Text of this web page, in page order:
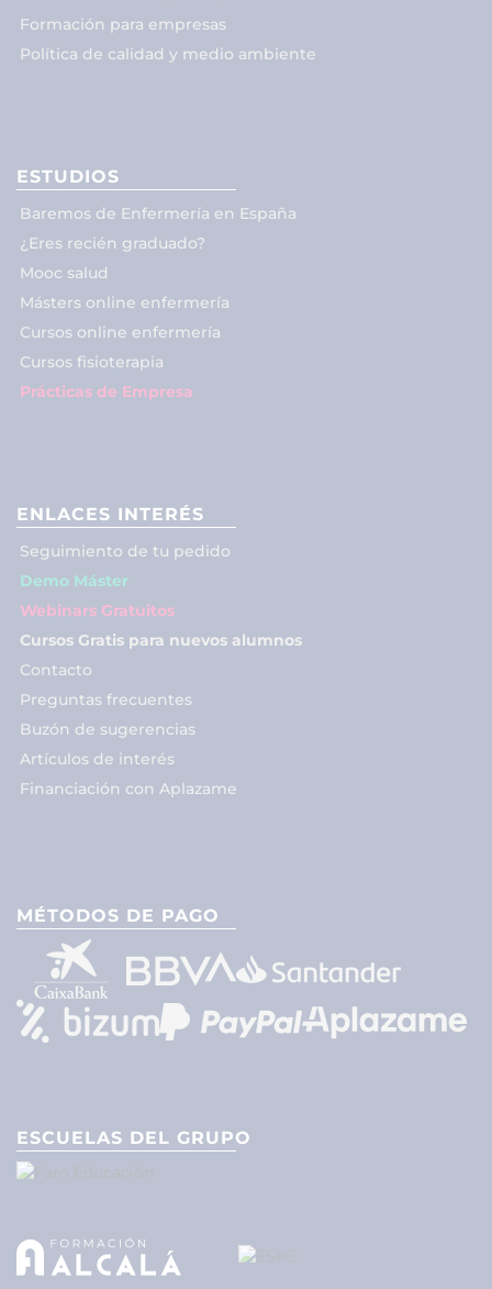
Formación para empresas
Política de calidad y medio ambiente
ESTUDIOS
Baremos de Enfermería en España
¿Eres recién graduado?
Mooc salud
Másters online enfermería
Cursos online enfermería
Cursos fisioterapia
Prácticas de Empresa
ENLACES INTERÉS
Seguimiento de tu pedido
Demo Máster
Webinars Gratuitos
Cursos Gratis para nuevos alumnos
Contacto
Preguntas frecuentes
Buzón de sugerencias
Artículos de interés
Financiación con Aplazame
MÉTODOS DE PAGO
ESCUELAS DEL GRUPO